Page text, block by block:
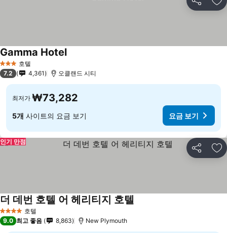
공유 즐
3 성급 호텔
Gamma Hotel
7.2 4,361 오클랜드 시티
최저가 ₩73,282
5개 사이트의 요금 보기 요금 보기
공유 즐
인기 만점
4 성급 호텔
더 데번 호텔 어 헤리티지 호텔
9.0 최고 좋음 8,863 New Plymouth